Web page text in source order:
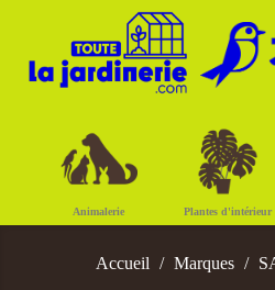
Animalerie Plantes d'intérieur
Accueil Marques